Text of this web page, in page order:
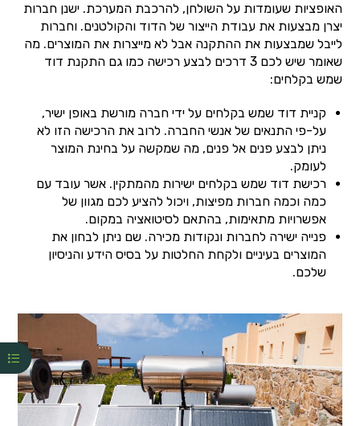
האופציות שעומדות על השולחן, להרכבת המערכת. ישנן חברות
יצרן מבצעות את עבודת הייצור של הדוד והקולטנים. וחברות
לייבל שמבצעות את ההתקנה אבל לא מייצרות את המוצרים. מה
שאומר שיש לכם 3 דרכים לבצע רכישה כמו גם התקנת דוד
שמש בקלחים:
קניית דוד שמש בקלחים על ידי חברה מורשת באופן ישיר,
על-פי התנאים של אנשי החברה. לרוב את הרכישה הזו לא
ניתן לבצע פנים אל פנים, מה שמקשה על בחינת המוצר
לעומק.
רכישת דוד שמש בקלחים ישירות מהמתקין. אשר עובד עם
כמה וכמה חברות מפיצות, ויכול להציע לכם מגוון של
אפשרויות מתאימות, בהתאם לסיטואציה במקום.
פנייה ישירה לחברות ונקודות מכירה. שם ניתן לבחון את
המוצרים בעיניים ולקחת החלטות על בסיס הידע והניסיון
שלכם.